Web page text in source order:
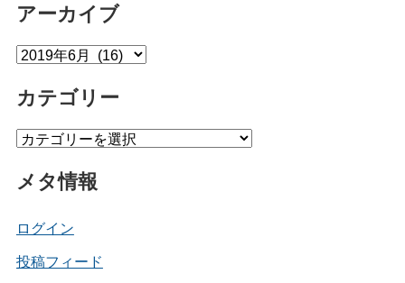
アーカイブ
ア
カ
ブ
カテゴリー
カ
ゴ
ー
メタ情報
ログイン
投稿フィード